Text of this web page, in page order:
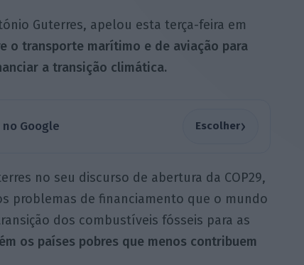
Guterres, apelou esta terça-feira em
o transporte marítimo e de aviação para
a transição climática.
Google Escolher›
no seu discurso de abertura da COP29,
problemas de financiamento que o mundo
dos combustíveis fósseis para as
os países pobres que menos contribuem